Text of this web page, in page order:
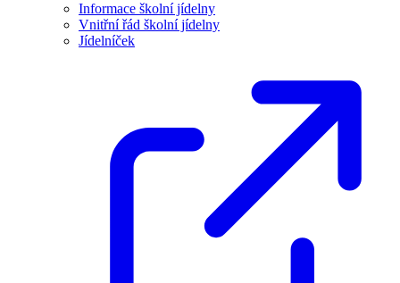
Informace školní jídelny
Vnitřní řád školní jídelny
Jídelníček